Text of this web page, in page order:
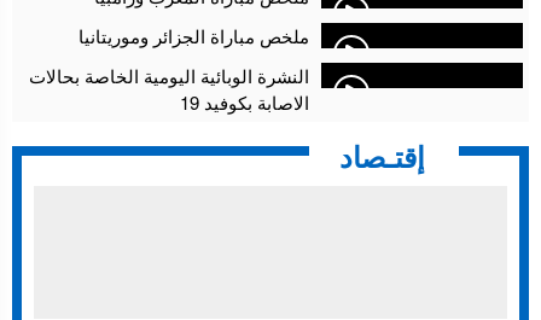
ملخص مباراة الجزائر وموريتانيا
النشرة الوبائية اليومية الخاصة بحالات
الاصابة بكوفيد 19
إقتـصاد